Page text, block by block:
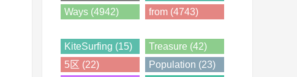
Ways (4942)
from (4743)
KiteSurfing (15)
Treasure (42)
5区 (22)
Population (23)